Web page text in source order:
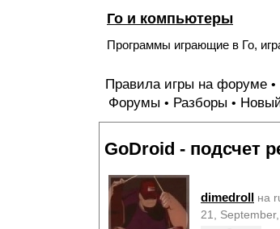
Го и компьютеры
Программы играющие в Го,
Правила игры на форуме •
Форумы • Разборы •
GoDroid - подсчет
dimedroll на
21,